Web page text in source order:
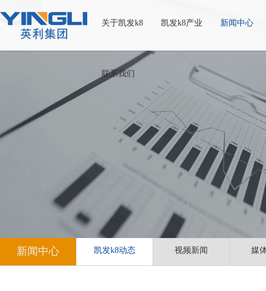
关于凯发k8 凯发k8产业 新闻中心
联系我们
新闻中心 凯发k8动态 视频新闻 媒